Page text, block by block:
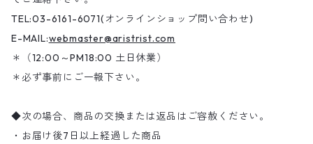
TEL:03-6161-6071(オンラインショップ問い合わせ)
E-MAIL:webmaster@aristrist.com
＊（12:00～PM18:00 土日休業）
＊必ず事前にご一報下さい。
◆次の場合、商品の交換または返品はご容赦ください。
・お届け後7日以上経過した商品